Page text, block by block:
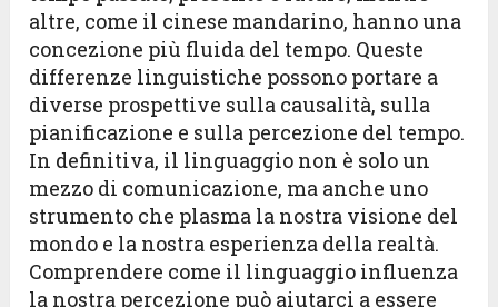
altre, come il cinese mandarino, hanno una
concezione più fluida del tempo. Queste
differenze linguistiche possono portare a
diverse prospettive sulla causalità, sulla
pianificazione e sulla percezione del tempo.
In definitiva, il linguaggio non è solo un
mezzo di comunicazione, ma anche uno
strumento che plasma la nostra visione del
mondo e la nostra esperienza della realtà.
Comprendere come il linguaggio influenza
la nostra percezione può aiutarci a essere